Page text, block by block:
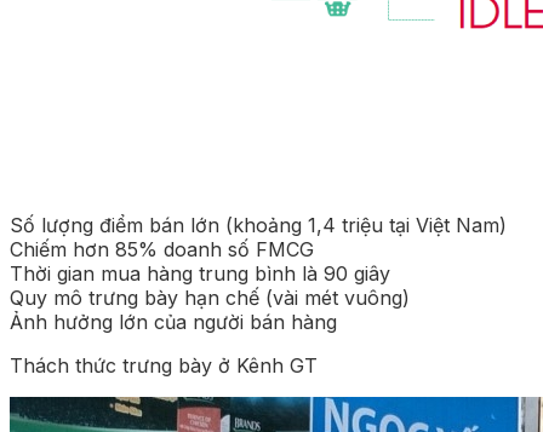
Số lượng điểm bán lớn (khoảng 1,4 triệu tại Việt Nam)
Chiếm hơn 85% doanh số FMCG
Thời gian mua hàng trung bình là 90 giây
Quy mô trưng bày hạn chế (vài mét vuông)
Ảnh hưởng lớn của người bán hàng
Thách thức trưng bày ở Kênh GT